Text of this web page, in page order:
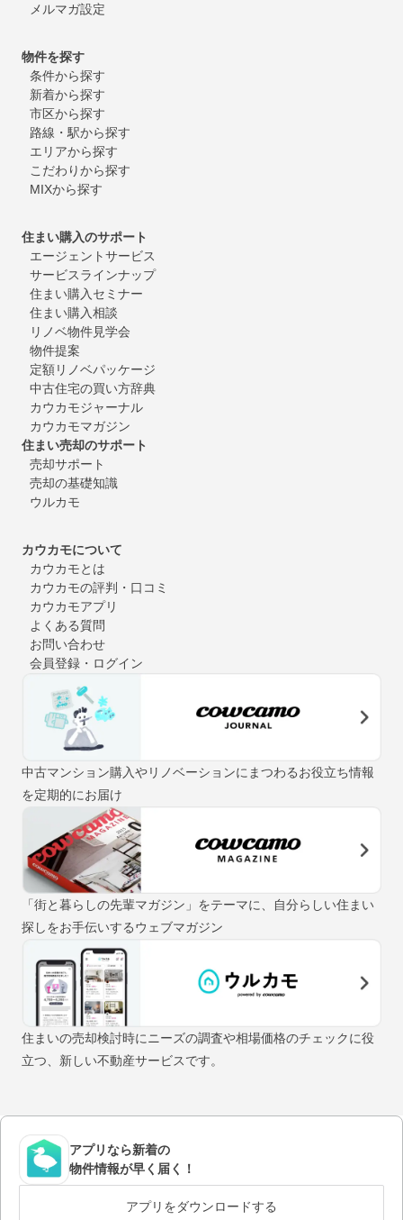
メルマガ設定
物件を探す
条件から探す
新着から探す
市区から探す
路線・駅から探す
エリアから探す
こだわりから探す
MIXから探す
住まい購入のサポート
エージェントサービス
サービスラインナップ
住まい購入セミナー
住まい購入相談
リノベ物件見学会
物件提案
定額リノベパッケージ
中古住宅の買い方辞典
カウカモジャーナル
カウカモマガジン
住まい売却のサポート
売却サポート
売却の基礎知識
ウルカモ
カウカモについて
カウカモとは
カウカモの評判・口コミ
カウカモアプリ
よくある質問
お問い合わせ
会員登録・ログイン
中古マンション購入やリノベーションにまつわるお役立ち情報
を定期的にお届け
「街と暮らしの先輩マガジン」をテーマに、自分らしい住まい
探しをお手伝いするウェブマガジン
住まいの売却検討時にニーズの調査や相場価格のチェックに役
立つ、新しい不動産サービスです。
アプリなら新着の
物件情報が早く届く！
アプリをダウンロードする